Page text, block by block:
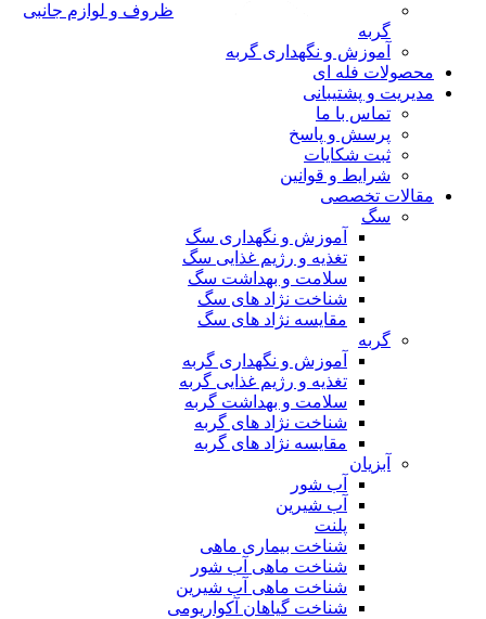
ظروف و لوازم جانبی
گربه
آموزش و نگهداری گربه
محصولات فله ای
مدیریت و پشتیبانی
تماس با ما
پرسش و پاسخ
ثبت شکایات
شرایط و قوانین
مقالات تخصصی
سگ
آموزش و نگهداری سگ
تغذیه و رژیم غذایی سگ
سلامت و بهداشت سگ
شناخت نژاد های سگ
مقایسه نژاد های سگ
گربه
آموزش و نگهداری گربه
تغذیه و رژیم غذایی گربه
سلامت و بهداشت گربه
شناخت نژاد های گربه
مقایسه نژاد های گربه
آبزیان
آب شور
آب شیرین
پلنت
شناخت بیماری ماهی
شناخت ماهی آب شور
شناخت ماهی آب شیرین
شناخت گیاهان آکواریومی